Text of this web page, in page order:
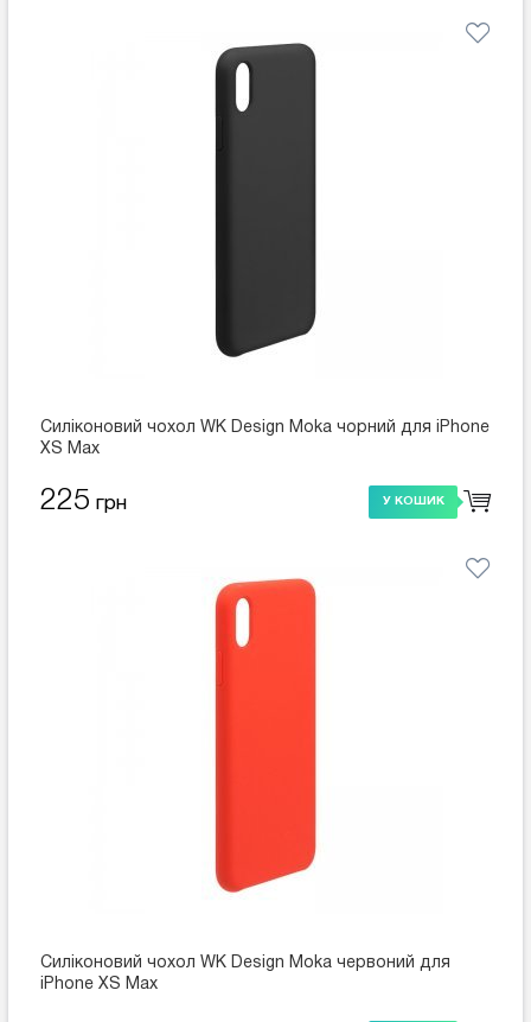
Силіконовий чохол WK Design Moka чорний для iPhone
XS Max
225 грн У КОШИК
Силіконовий чохол WK Design Moka червоний для
iPhone XS Max